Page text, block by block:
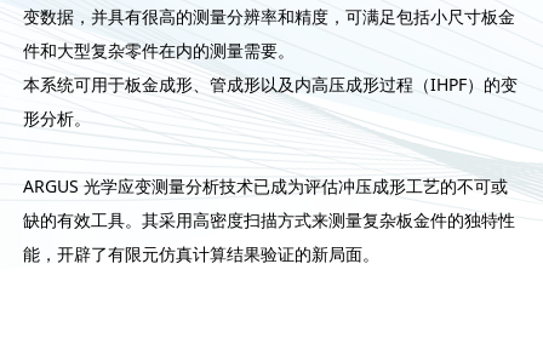
变数据，并具有很高的测量分辨率和精度，可满足包括小尺寸板金
件和大型复杂零件在内的测量需要。
本系统可用于板金成形、管成形以及内高压成形过程（IHPF）的变
形分析。
ARGUS 光学应变测量分析技术已成为评估冲压成形工艺的不可或
缺的有效工具。其采用高密度扫描方式来测量复杂板金件的独特性
能，开辟了有限元仿真计算结果验证的新局面。